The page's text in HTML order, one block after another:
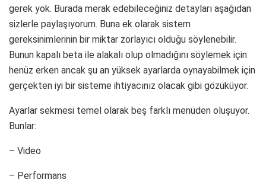
gerek yok. Burada merak edebileceğiniz detayları aşağıdan
sizlerle paylaşıyorum. Buna ek olarak sistem
gereksinimlerinin bir miktar zorlayıcı olduğu söylenebilir.
Bunun kapalı beta ile alakalı olup olmadığını söylemek için
henüz erken ancak şu an yüksek ayarlarda oynayabilmek için
gerçekten iyi bir sisteme ihtiyacınız olacak gibi gözüküyor.
Ayarlar sekmesi temel olarak beş farklı menüden oluşuyor.
Bunlar:
– Video
– Performans